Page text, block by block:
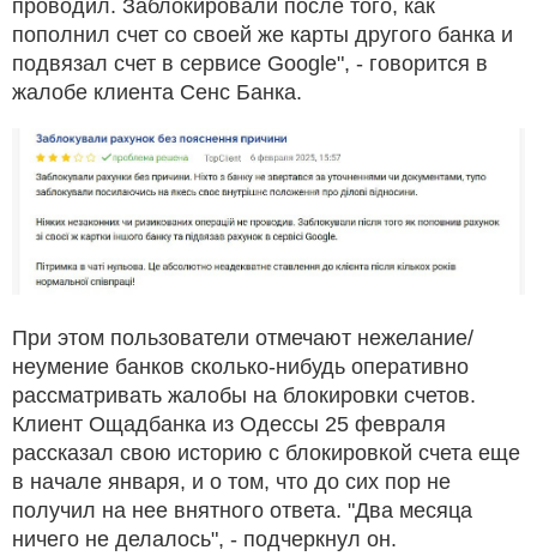
проводил. Заблокировали после того, как
пополнил счет со своей же карты другого банка и
подвязал счет в сервисе Google", - говорится в
жалобе клиента Сенс Банка.
При этом пользователи отмечают нежелание/
неумение банков сколько-нибудь оперативно
рассматривать жалобы на блокировки счетов.
Клиент Ощадбанка из Одессы 25 февраля
рассказал свою историю с блокировкой счета еще
в начале января, и о том, что до сих пор не
получил на нее внятного ответа. "Два месяца
ничего не делалось", - подчеркнул он.